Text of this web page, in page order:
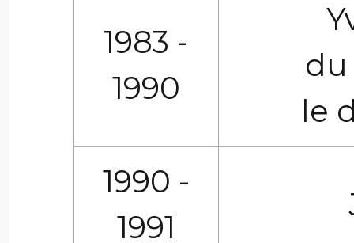
1983 -
1990
du
le
1990 -
1991